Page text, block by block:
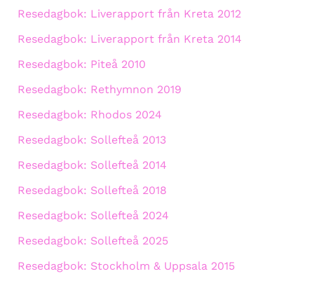
Resedagbok: Liverapport från Kreta 2012
Resedagbok: Liverapport från Kreta 2014
Resedagbok: Piteå 2010
Resedagbok: Rethymnon 2019
Resedagbok: Rhodos 2024
Resedagbok: Sollefteå 2013
Resedagbok: Sollefteå 2014
Resedagbok: Sollefteå 2018
Resedagbok: Sollefteå 2024
Resedagbok: Sollefteå 2025
Resedagbok: Stockholm & Uppsala 2015